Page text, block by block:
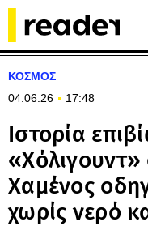
ΚΟΣΜΟΣ
04.06.26
17:48
Ιστορία
Χαμένος
χωρίς νερό